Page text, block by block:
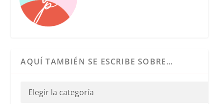
AQUÍ TAMBIÉN SE ESCRIBE SOBRE…